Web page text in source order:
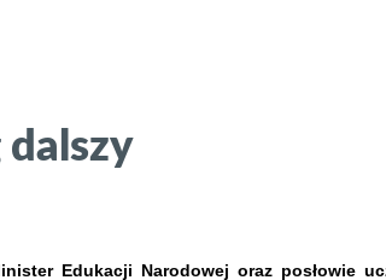
Edukacji Narodowej oraz